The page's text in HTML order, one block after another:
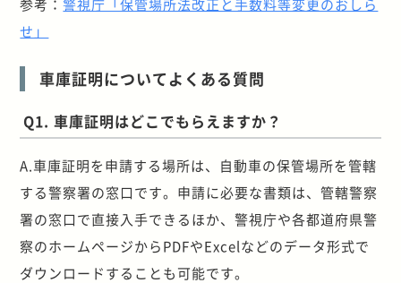
参考：警視庁「保管場所法改正と手数料等変更のおしら
せ」
車庫証明についてよくある質問
Q1. 車庫証明はどこでもらえますか？
A.車庫証明を申請する場所は、自動車の保管場所を管轄
する警察署の窓口です。申請に必要な書類は、管轄警察
署の窓口で直接入手できるほか、警視庁や各都道府県警
察のホームページからPDFやExcelなどのデータ形式で
ダウンロードすることも可能です。